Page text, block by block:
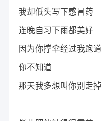
我却低头写下感冒药
连晚自习下雨都美好
因为你撑伞经过我跑道
你不知道
那天我多想叫你别走掉